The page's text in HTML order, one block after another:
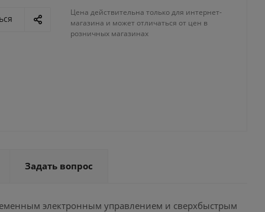
Цена действительна только для интернет-
магазина и может отличаться от цен в
розничных магазинах
Задать вопрос
электронным управлением и сверхбыстрым